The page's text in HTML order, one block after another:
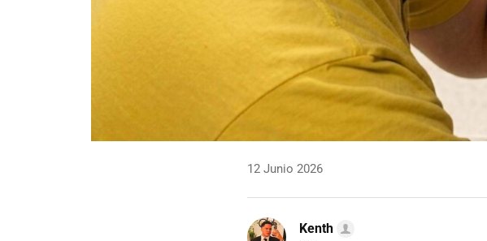
12 Junio 2026
Kenth